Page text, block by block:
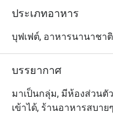
ตลอดเวลา คุณจะรู้สึกผ่
นั่งสบาย ระบบแสงไฟอ่อ
เลิศจากพนักงานของเร
เหมาะสมที่สุดเพื่อการพั
ประเภทอาหาร
บุฟเฟต์, อาหารนานาชาติ
บรรยากาศ
มาเป็นกลุ่ม, มีห้องส่วนตั
เข้าได้, ร้านอาหารสบา